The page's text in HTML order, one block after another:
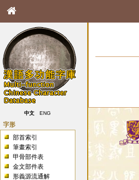
中文 ENG
字形
部首索引
筆畫索引
甲骨部件表
金文部件表
形義源流通解